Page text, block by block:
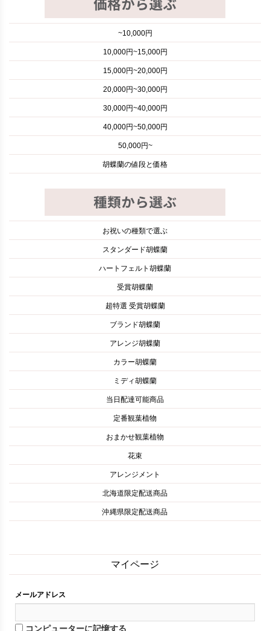
~10,000円
10,000円~15,000円
15,000円~20,000円
20,000円~30,000円
30,000円~40,000円
40,000円~50,000円
50,000円~
胡蝶蘭の値段と価格
お祝いの種類で選ぶ
スタンダード胡蝶蘭
ハートフェルト胡蝶蘭
受賞胡蝶蘭
超特選 受賞胡蝶蘭
ブランド胡蝶蘭
アレンジ胡蝶蘭
カラー胡蝶蘭
ミディ胡蝶蘭
当日配達可能商品
定番観葉植物
おまかせ観葉植物
花束
アレンジメント
北海道限定配送商品
沖縄県限定配送商品
マイページ
メールアドレス
コンピューターに記憶する